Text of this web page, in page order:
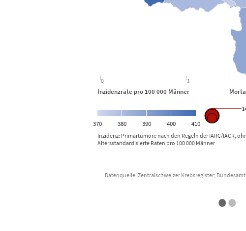
Inzidenz: Primärtumore nach den Regeln der IARC/IACR,
Altersstandardisierte Raten pro 100 000 Männer
370 380 390 400 410
Inzidenzrate pro 100 000 Männer
0 1
Datenquelle: Zentralschweizer Krebsregister;
••